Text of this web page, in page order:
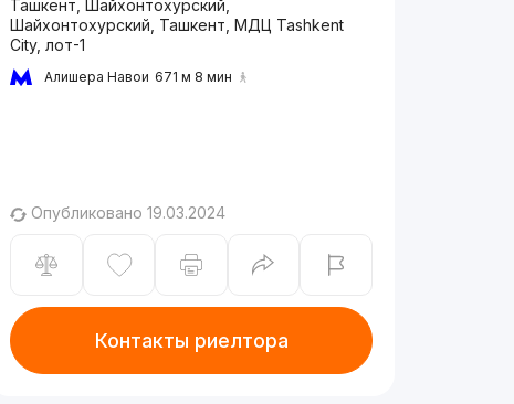
Ташкент, Шайхонтохурский,
Шайхонтохурский, Ташкент, МДЦ Tashkent
City, лот-1
Алишера Навои 671 м 8 мин
Опубликовано 19.03.2024
Контакты риелтора